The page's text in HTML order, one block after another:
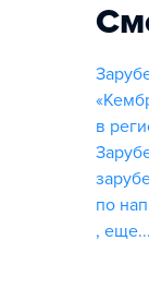
в
по
, еще...